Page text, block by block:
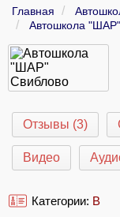
Главная
Автошкола
Отзывы (3)
Видео
Категории: B